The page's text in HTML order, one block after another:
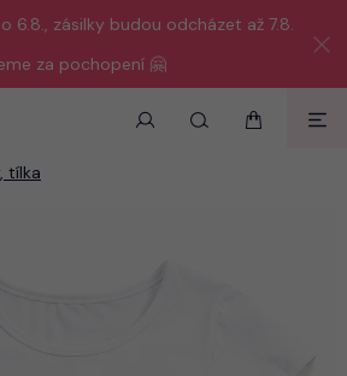
6.8., zásilky budou odcházet až 7.8.
za pochopení 🤗